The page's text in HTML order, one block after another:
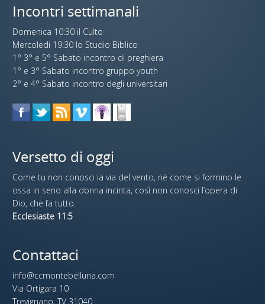
Incontri settimanali
Domenica 10:30 il Culto
Mercoledi 19:30 lo Studio Biblico
1° 3° e 5° Sabato incontro di preghiera
1° e 3° Sabato incontro gruppo youth
2° e 4° Sabato incontro degli universitari
Versetto di oggi
Come tu non conosci la via del vento, né come si formino le
ossa in seno alla donna incinta, così non conosci l’opera di
Dio, che fa tutto.
Ecclesiaste 11:5
Contattaci
info@ccmontebelluna.com
Via Ortigara 10
Trevignano, TV 31040